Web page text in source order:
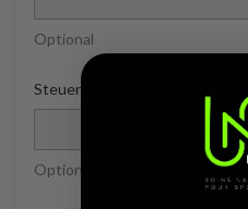
Optional
Steuernummer:
Optional